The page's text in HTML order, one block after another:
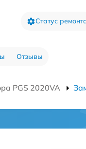
Статус
Отзывы
PGS 2020VA